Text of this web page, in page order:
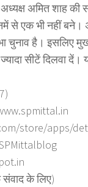
अध्यक्ष अमित शाह
से एक भी नहीं बने।
है। इसलिए
सीटें दिलवा दें।
store/apps/
संवाद के लिए)